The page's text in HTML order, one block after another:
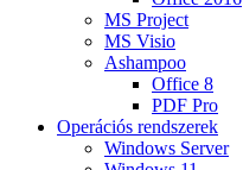
MS Project
MS Visio
Ashampoo
Office 8
PDF Pro
Operációs rendszerek
Windows Server